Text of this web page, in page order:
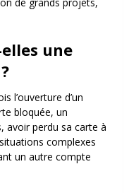
une
l’ouverture d’un
bloquée, un
avoir perdu sa carte à
complexes
un autre compte